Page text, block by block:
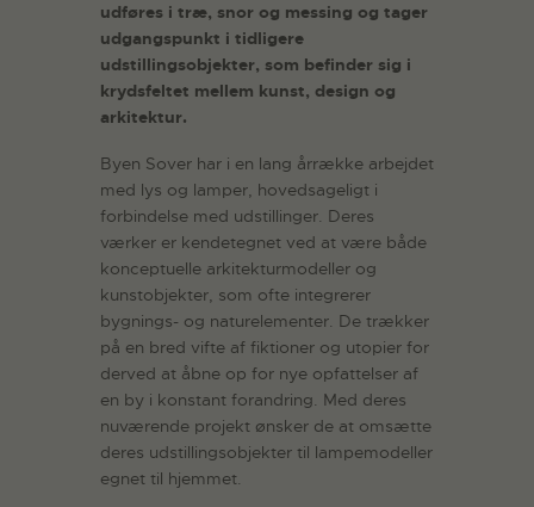
udføres i træ, snor og messing og tager
udgangspunkt i tidligere
udstillingsobjekter, som befinder sig i
krydsfeltet mellem kunst, design og
arkitektur.
Byen Sover har i en lang årrække arbejdet
med lys og lamper, hovedsageligt i
forbindelse med udstillinger. Deres
værker er kendetegnet ved at være både
konceptuelle arkitekturmodeller og
kunstobjekter, som ofte integrerer
bygnings- og naturelementer. De trækker
på en bred vifte af fiktioner og utopier for
derved at åbne op for nye opfattelser af
en by i konstant forandring. Med deres
nuværende projekt ønsker de at omsætte
deres udstillingsobjekter til lampemodeller
egnet til hjemmet.